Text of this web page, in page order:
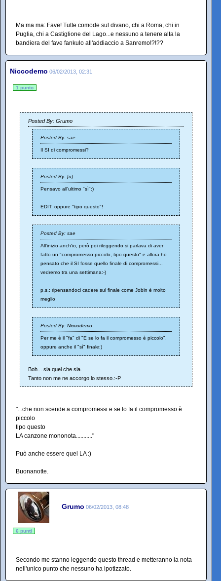
Ma ma ma: Fave! Tutte comode sul divano, chi a Roma, chi in
Puglia, chi a Castiglione del Lago...e nessuno a tenere alta la
bandiera del fave fankulo all'addiaccio a Sanremo!?!??
Niccodemo 06/02/2013, 02:31
1 punto
Posted By: Grumo
Posted By: sae
Il SI di compromessi?
Posted By: [u]
Pensavo all'ultimo "sì":)
EDIT: oppure "tipo questo"!
Posted By: sae
All'inizio anch'io, però poi rileggendo si parlava di aver
fatto un "compromesso piccolo, tipo questo" e allora ho
pensato che il SI fosse quello finale di compromessi...
vedremo tra una settimana:-)
p.s.: ripensandoci cadere sul finale come Jobin è molto
meglio
Posted By: Niccodemo
Per me è il "fa" di "E se lo fa il compromesso è piccolo",
oppure anche il "sì" finale:)
Boh... sia quel che sia.
Tanto non me ne accorgo lo stesso.:-P
"...che non scende a compromessi e se lo fa il compromesso è
piccolo
tipo questo
LA canzone mononota..........."
Può anche essere quel LA :)
Buonanotte.
Grumo 06/02/2013, 08:48
6 punti
Secondo me stanno leggendo questo thread e metteranno la nota
nell'unico punto che nessuno ha ipotizzato.